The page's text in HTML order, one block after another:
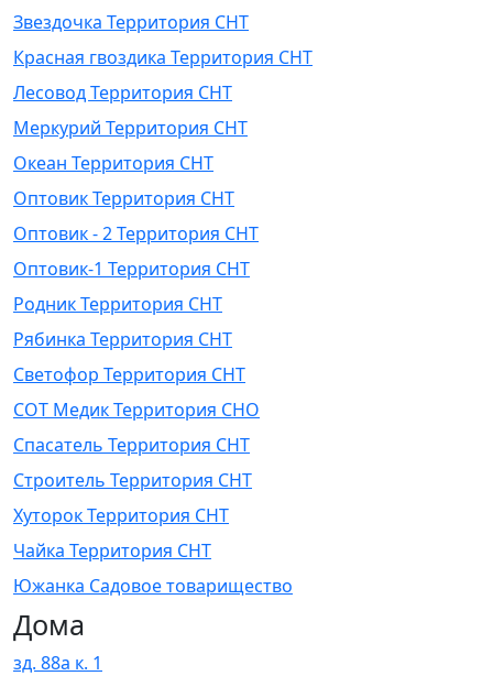
Звездочка Территория СНТ
Красная гвоздика Территория СНТ
Лесовод Территория СНТ
Меркурий Территория СНТ
Океан Территория СНТ
Оптовик Территория СНТ
Оптовик - 2 Территория СНТ
Оптовик-1 Территория СНТ
Родник Территория СНТ
Рябинка Территория СНТ
Светофор Территория СНТ
СОТ Медик Территория СНО
Спасатель Территория СНТ
Строитель Территория СНТ
Хуторок Территория СНТ
Чайка Территория СНТ
Южанка Садовое товарищество
Дома
зд. 88а к. 1